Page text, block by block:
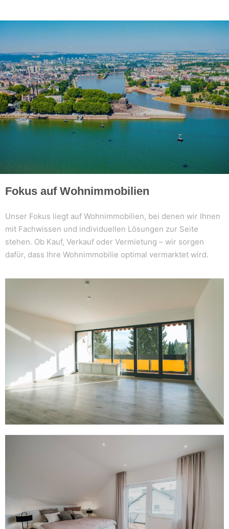
Fokus auf Wohnimmobilien
Unser Fokus liegt auf Wohnimmobilien, bei denen wir Ihnen
mit Fachwissen und individuellen Lösungen zur Seite
stehen. Ob Kauf, Verkauf oder Vermietung – wir sorgen
dafür, dass Ihre Wohnimmobilie optimal vermarktet wird.